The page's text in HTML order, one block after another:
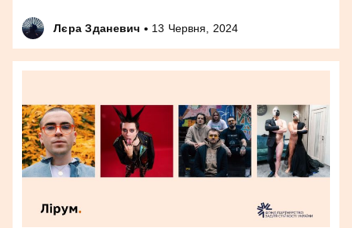
Лєра Зданевич • 13 Червня, 2024